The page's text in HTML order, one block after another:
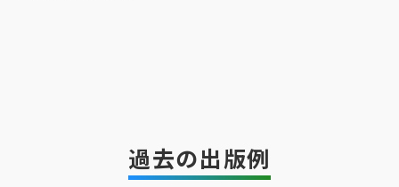
過去の出版例